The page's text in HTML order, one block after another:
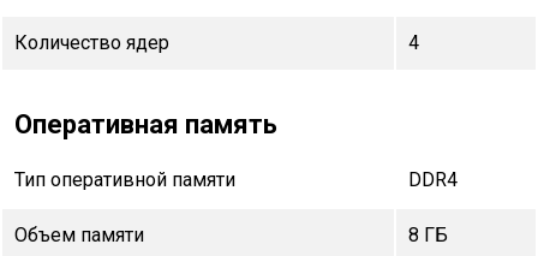
Количество ядер 4
Оперативная память
Тип оперативной памяти DDR4
Объем памяти 8 ГБ